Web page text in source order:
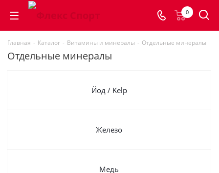
0
Главная - Каталог - Витамины и минералы - Отдельные минералы
Отдельные минералы
Йод / Kelp
Железо
Медь